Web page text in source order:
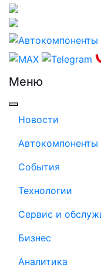
Меню
Новости
Автокомпоненты
События
Технологии
Сервис и
Бизнес
Аналитика